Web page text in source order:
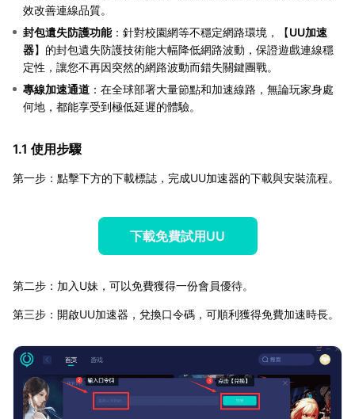
效改善連線品質。
封包遺失防護功能：針對校園網等不穩定網路環境，【UU加速
器】的封包遺失防護技術能大幅降低網路波動，保證遊戲連線穩
定性，讓您不再因突然的網路波動而錯失關鍵團戰。
專線加速通道 ：在全球部署大量節點和加速線路，無論玩家身處
何地，都能享受到極低延遲的體驗。
1.1 使用步驟
第一步：點擊下方的下載標誌，完成UU加速器的下載與安裝流程。
下載免費試用UU
第二步：加入U妹，可以免費獲得一份會員優待。
第三步：開啟UU加速器，兌換口令碼，可順利獲得免費加速時長。